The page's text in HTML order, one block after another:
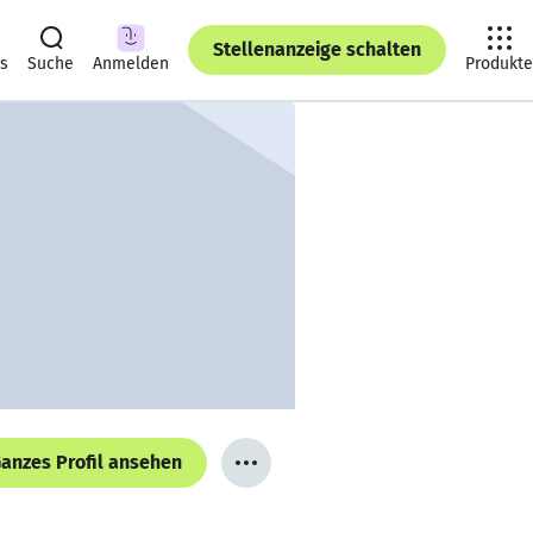
Suche Anmelden
Stellenanzeige schalten
Produkte
Profil ansehen